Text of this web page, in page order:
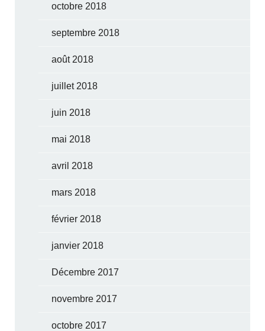
octobre 2018
septembre 2018
août 2018
juillet 2018
juin 2018
mai 2018
avril 2018
mars 2018
février 2018
janvier 2018
Décembre 2017
novembre 2017
octobre 2017